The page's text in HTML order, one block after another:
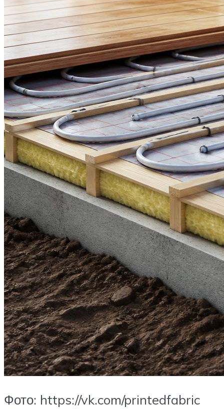
Фото: https://vk.com/printedfabric